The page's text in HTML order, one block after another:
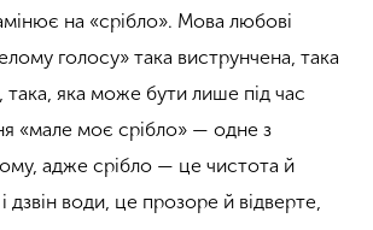
на «срібло». Мова любові
голосу» така виструнчена, така
така, яка може бути лише під час
«мале моє срібло» — одне з
адже срібло — це чистота й
води, це прозоре й відверте,